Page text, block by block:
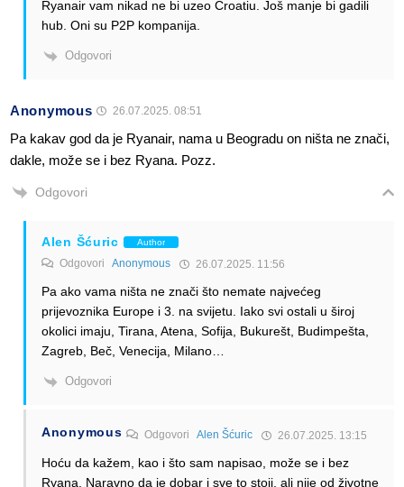
Ryanair vam nikad ne bi uzeo Croatiu. Još manje bi gadili
hub. Oni su P2P kompanija.
Odgovori
Anonymous 26.07.2025. 08:51
Pa kakav god da je Ryanair, nama u Beogradu on ništa ne znači,
dakle, može se i bez Ryana. Pozz.
Odgovori
Alen Šćuric Author
Odgovori Anonymous 26.07.2025. 11:56
Pa ako vama ništa ne znači što nemate najvećeg
prijevoznika Europe i 3. na svijetu. Iako svi ostali u široj
okolici imaju, Tirana, Atena, Sofija, Bukurešt, Budimpešta,
Zagreb, Beč, Venecija, Milano…
Odgovori
Anonymous OdgovoriAlen Šćuric 26.07.2025. 13:15
Hoću da kažem, kao i što sam napisao, može se i bez
Ryana. Naravno da je dobar i sve to stoji, ali nije od životne